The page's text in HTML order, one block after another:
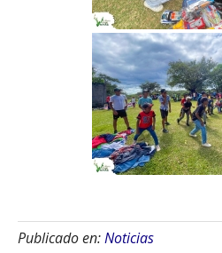
Publicado en:Noticias